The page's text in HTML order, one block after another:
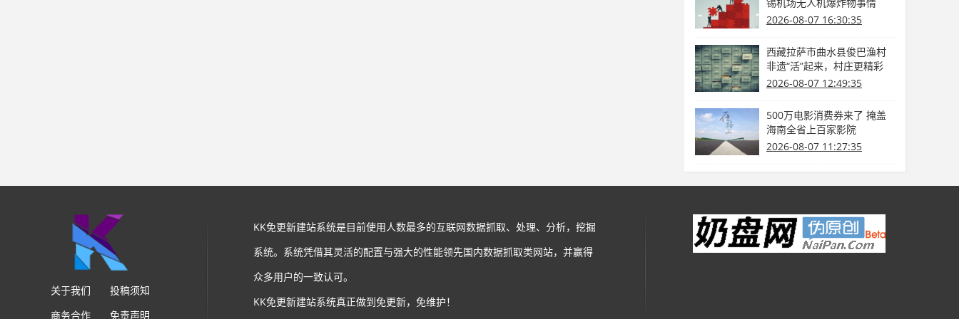
2026-08-07 16:30:35
西藏拉萨市曲水县俊巴渔村
非遗“活”起来，村庄更精彩
（乡里乡亲那些事）
2026-08-07 12:49:35
500万电影消费券来了 掩盖
海南全省上百家影院
2026-08-07 11:27:35
关于我们
投稿须知
商务合作
免责声明
KK免更新建站系统是目前使用人数最多的互联网数据抓取、处理、分析，挖掘
系统。系统凭借其灵活的配置与强大的性能领先国内数据抓取类网站，并赢得
众多用户的一致认可。
KK免更新建站系统真正做到免更新，免维护！